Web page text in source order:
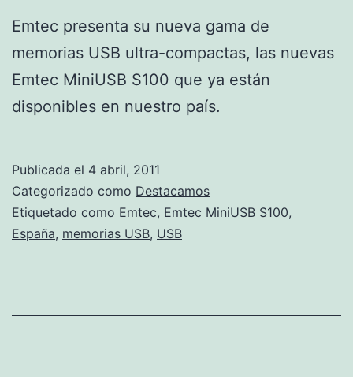
Emtec presenta su nueva gama de
memorias USB ultra-compactas, las nuevas
Emtec MiniUSB S100 que ya están
disponibles en nuestro país.
Publicada el 4 abril, 2011
Categorizado como Destacamos
Etiquetado como Emtec, Emtec MiniUSB S100,
España, memorias USB, USB